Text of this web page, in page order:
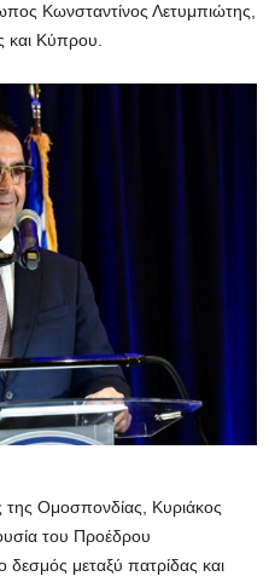
Κωνσταντίνος Λετυμπιώτης,
και Κύπρου.
Ομοσπονδίας, Κυριάκος
του Προέδρου
δεσμός μεταξύ πατρίδας και